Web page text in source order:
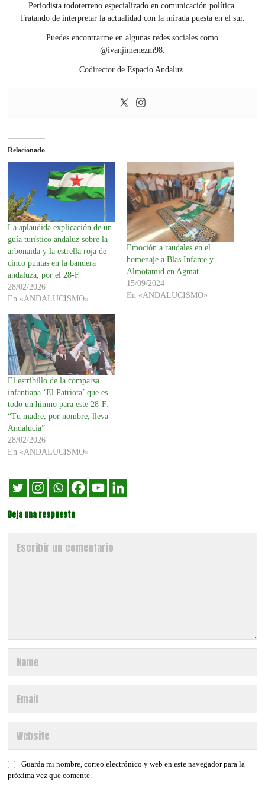
Periodista todoterreno especializado en comunicación política.
Tratando de interpretar la actualidad con la mirada puesta en el sur.
Puedes encontrarme en algunas redes sociales como
@ivanjimenezm98.
Codirector de Espacio Andaluz.
Relacionado
La aplaudida explicación de un
guía turístico andaluz sobre la
arbonaida y la estrella roja de
cinco puntas en la bandera
andaluza, por el 28-F
28/02/2026
En «ANDALUCISMO»
Emoción a raudales en el
homenaje a Blas Infante y
Almotamid en Agmat
15/09/2024
En «ANDALUCISMO»
El estribillo de la comparsa
infantiana ‘El Patriota’ que es
todo un himno para este 28-F:
“Tu madre, por nombre, lleva
Andalucía”
28/02/2026
En «ANDALUCISMO»
Deja una respuesta
Guarda mi nombre, correo electrónico y web en este navegador para la
próxima vez que comente.